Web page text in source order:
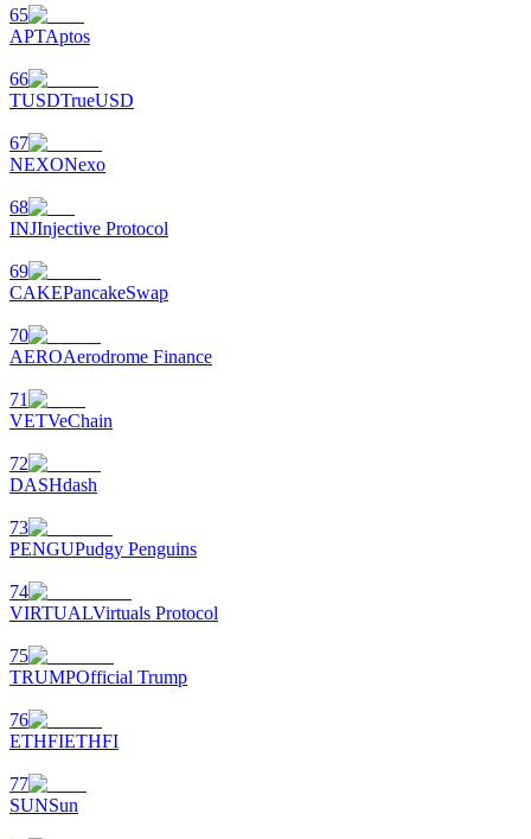
l'application Bitrue
65
APTAptos
66
TUSDTrueUSD
67
NEXONexo
68
INJInjective Protocol
69
CAKEPancakeSwap
70
AEROAerodrome Finance
71
VETVeChain
72
DASHdash
73
PENGUPudgy Penguins
74
VIRTUALVirtuals Protocol
75
TRUMPOfficial Trump
76
ETHFIETHFI
77
SUNSun